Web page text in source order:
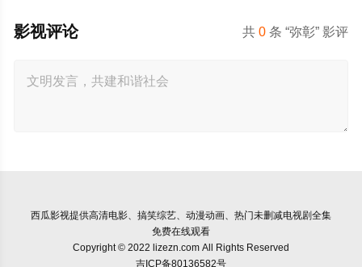
共0 条 “弥彰” 影评
影视评论
西瓜影视提供高清电影、搞笑综艺、动漫动画、热门未删减电视剧全集
免费在线观看
Copyright © 2022 lizezn.com All Rights Reserved
吉ICP备80136582号